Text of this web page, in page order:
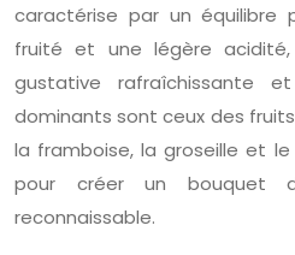
caractérise par un équilibre
fruité et une légère
gustative rafraîchissante
dominants sont ceux des
la framboise, la groseille et
pour créer un bouquet
reconnaissable.